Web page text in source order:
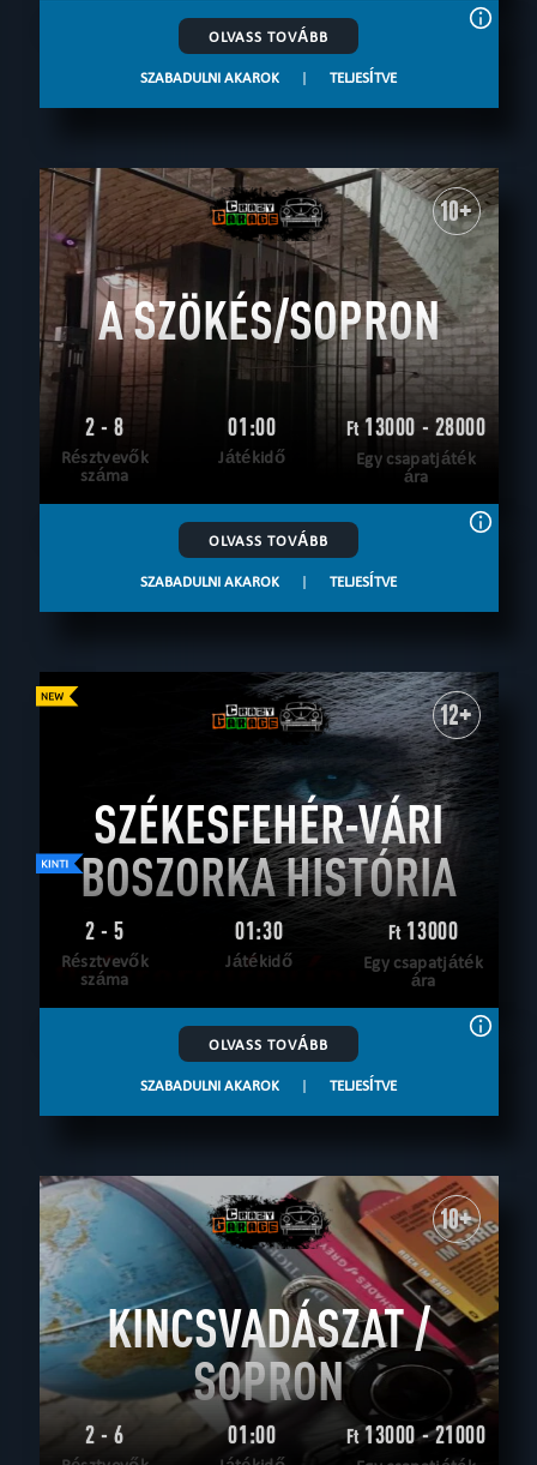
OLVASS TOVÁBB
SZABADULNI AKAROK | TELJESÍTVE
10+
A SZÖKÉS/SOPRON
2 - 8
Résztvevők
száma
01:00
Játékidő
Ft13000 - 28000
Egy csapatjáték
ára
OLVASS TOVÁBB
SZABADULNI AKAROK | TELJESÍTVE
12+
SZÉKESFEHÉR-VÁRI
BOSZORKA HISTÓRIA
2 - 5
Résztvevők
száma
01:30
Játékidő
Ft13000
Egy csapatjáték
ára
OLVASS TOVÁBB
SZABADULNI AKAROK | TELJESÍTVE
10+
KINCSVADÁSZAT /
SOPRON
2 - 6 01:00 Ft13000 - 21000